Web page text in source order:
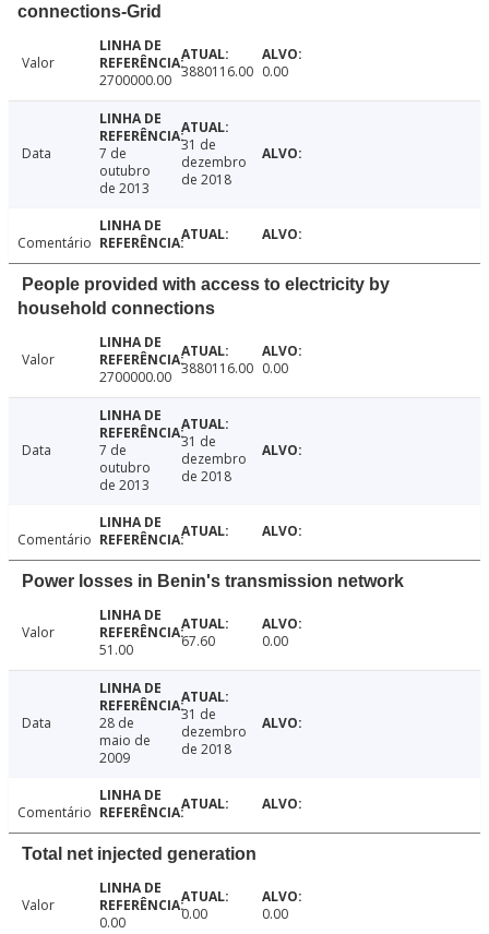
connections-Grid
Valor
2700000.00 3880116.00 0.00
Data
7 de
outubro
de 2013
31 de
dezembro
de 2018
Comentário
People provided with access to electricity by
household connections
Valor
2700000.00 3880116.00 0.00
Data
7 de
outubro
de 2013
31 de
dezembro
de 2018
Comentário
Power losses in Benin's transmission network
Valor
51.00
67.60 0.00
Data
28 de
maio de
2009
31 de
dezembro
de 2018
Comentário
Total net injected generation
Valor
0.00
0.00 0.00